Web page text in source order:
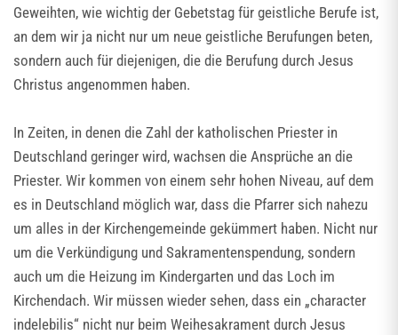
Geweihten, wie wichtig der Gebetstag für geistliche Berufe ist,
an dem wir ja nicht nur um neue geistliche Berufungen beten,
sondern auch für diejenigen, die die Berufung durch Jesus
Christus angenommen haben.
In Zeiten, in denen die Zahl der katholischen Priester in
Deutschland geringer wird, wachsen die Ansprüche an die
Priester. Wir kommen von einem sehr hohen Niveau, auf dem
es in Deutschland möglich war, dass die Pfarrer sich nahezu
um alles in der Kirchengemeinde gekümmert haben. Nicht nur
um die Verkündigung und Sakramentenspendung, sondern
auch um die Heizung im Kindergarten und das Loch im
Kirchendach. Wir müssen wieder sehen, dass ein „character
indelebilis“ nicht nur beim Weihesakrament durch Jesus